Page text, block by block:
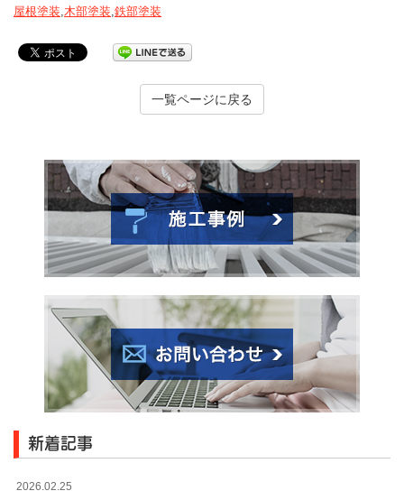
屋根塗装 木部塗装 鉄部塗装
一覧ページに戻る
新着記事
2026.02.25